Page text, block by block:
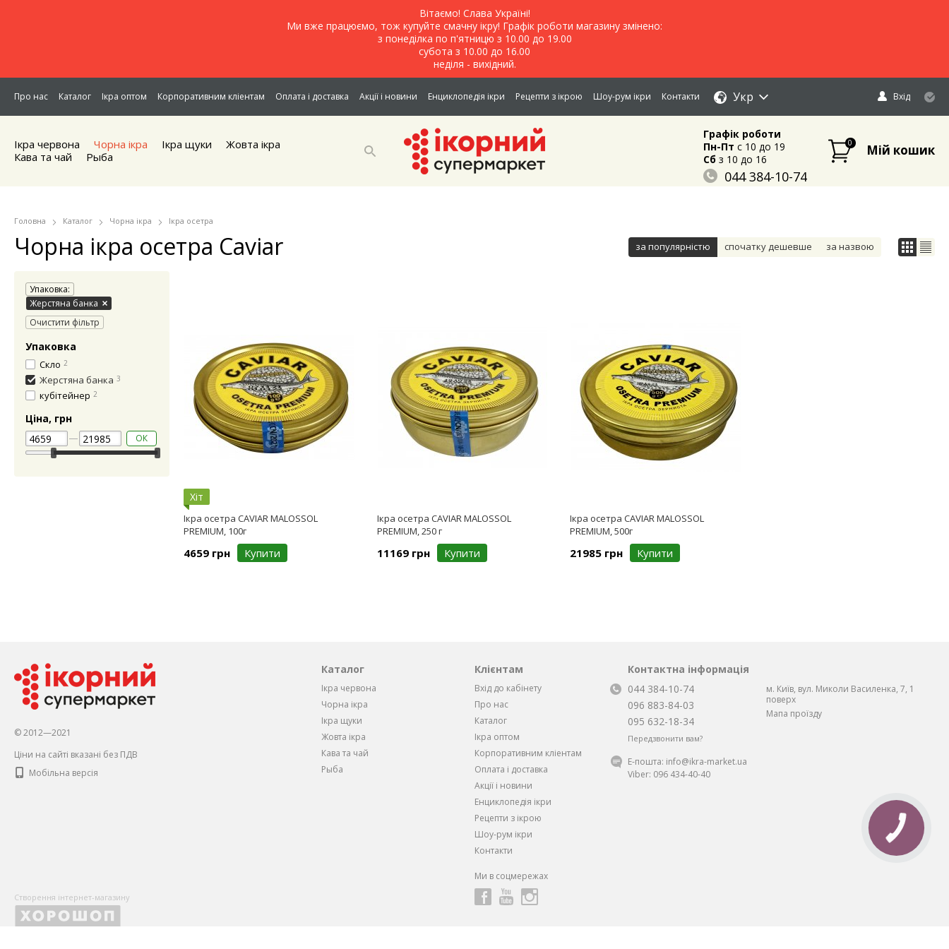
Вітаємо! Слава Україні!
Ми вже працюємо, тож купуйте смачну ікру! Графік роботи магазину змінено:
з понеділка по п'ятницю з 10.00 до 19.00
субота з 10.00 до 16.00
неділя - вихідний.
Про нас Каталог Ікра оптом Корпоративним кліентам Оплата і доставка Акції і новини Енциклопедія ікри Рецепти з ікрою Шоу-рум ікри Контакти Укр Вхід
Ікра червона Чорна iкра Iкра щуки
Жовта iкра
Кава та чай
Рыба
Графік роботи
Пн-Пт c 10 до 19
Сбз 10 до 16
044 384-10-74
0 Мій кошик
Головна Каталог Чорна iкра Iкра осетра
Чорна ікра осетра Caviar за популярністю спочатку дешевше за назвою
Хіт
Ікра осетра CAVIAR MALOSSOL
PREMIUM, 100г
4659 грн Купити
Ікра осетра CAVIAR MALOSSOL
PREMIUM, 250 г
11169 грн Купити
Ікра осетра CAVIAR MALOSSOL
PREMIUM, 500г
21985 грн Купити
Упаковка:
Жерстяна банка
Очистити фільтр
Упаковка
Скло 2
Жерстяна банка 3
кубітейнер 2
Ціна, грн
ОК
© 2012—2021
Ціни на сайті вказані без ПДВ
Мобільна версія
Каталог
Ікра червона
Чорна iкра
Iкра щуки
Жовта iкра
Кава та чай
Рыба
Клієнтам
Вхід до кабінету
Про нас
Каталог
Ікра оптом
Корпоративним кліентам
Оплата і доставка
Акції і новини
Енциклопедія ікри
Рецепти з ікрою
Шоу-рум ікри
Контакти
Ми в соцмережах
Контактна інформація
044 384-10-74
096 883-84-03
095 632-18-34
Передзвонити вам?
м. Київ, вул. Миколи Василенка, 7, 1
поверх
Мапа проїзду
Е-пошта: info@ikra-market.ua
Viber: 096 434-40-40
Створення інтернет-магазину
КНОПКА
ЗВ'ЯЗКУ